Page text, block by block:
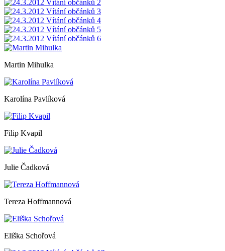
Martin Mihulka
Karolína Pavlíková
Filip Kvapil
Julie Čadková
Tereza Hoffmannová
Eliška Schořová